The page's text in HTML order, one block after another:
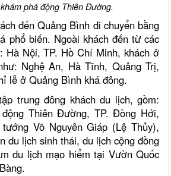
phá động Thiên Đường.
đến Quảng Bình di chuyển bằng
phổ biến. Ngoài khách đến từ các
Hà Nội, TP. Hồ Chí Minh, khách ở
Nghệ An, Hà Tĩnh, Quảng Trị,
lễ ở Quảng Bình khá đông.
trung đông khách du lịch, gồm:
Thiên Đường, TP. Đồng Hới,
Võ Nguyên Giáp (Lệ Thủy),
du lịch sinh thái, du lịch cộng đồng
du lịch mạo hiểm tại Vườn Quốc